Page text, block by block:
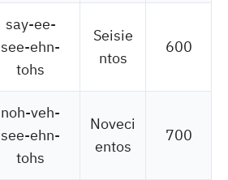
600
Seisie
ntos
say-ee-
see-ehn-
tohs
700
Noveci
entos
noh-veh-
see-ehn-
tohs